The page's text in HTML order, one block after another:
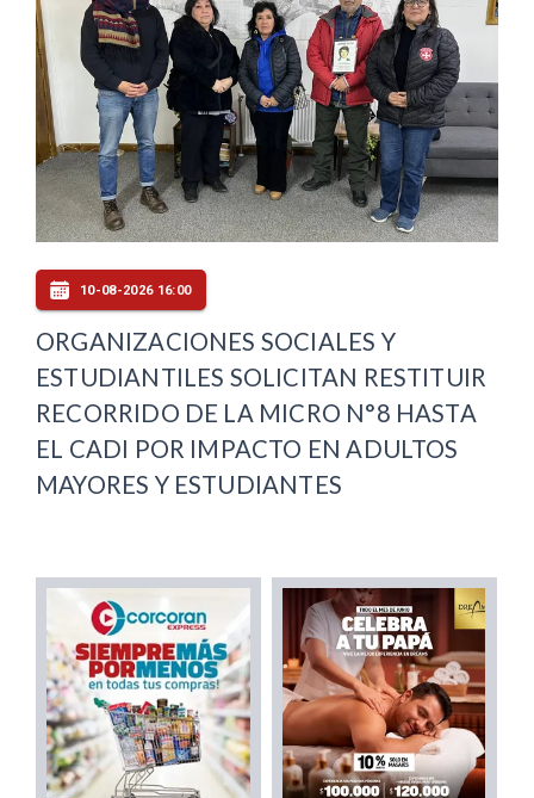
10-08-2026 16:00
ORGANIZACIONES SOCIALES Y
ESTUDIANTILES SOLICITAN RESTITUIR
RECORRIDO DE LA MICRO N°8 HASTA
EL CADI POR IMPACTO EN ADULTOS
MAYORES Y ESTUDIANTES